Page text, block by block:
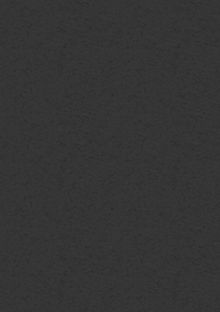
근중)
문한계 재실)